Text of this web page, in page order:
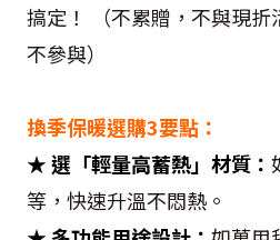
搞定！ （不累贈，不與現
不參與）
換季保暖選購3要點：
★選「輕量高蓄熱」材質：
等，快速升溫不悶熱。